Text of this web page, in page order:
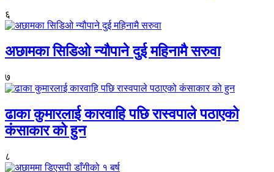
६
अछामका सिडिओ न्यौपाने दुई महिनामै सरुवा
७
ढाका कुमारलाई कारवाहि पछि रास्वपाले पठाएको
कंसाकार को हुन
८